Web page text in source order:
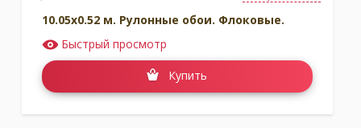
10.05x0.52 м. Рулонные обои. Флоковые.
Быстрый просмотр
Купить